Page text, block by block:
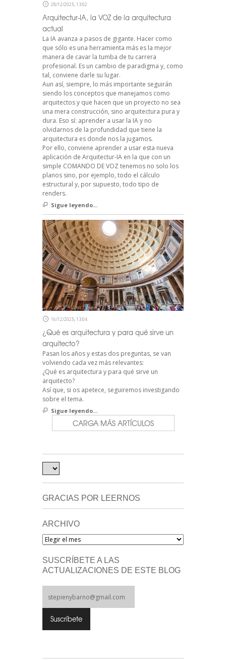
28/12/2025, 13:02
Arquitectur-IA, la VOZ de la arquitectura
actual
La IA avanza a pasos de gigante. Hacer como
que sólo es una herramienta más es la mejor
manera de cavar la tumba de tu carrera
profesional. Es un cambio de paradigma y, como
tal, conviene darle su lugar.
Aun así, siempre, lo más importante seguirán
siendo los conceptos que manejamos como
arquitectos y que hacen que un proyecto no sea
una mera construcción, sino arquitectura pura y
dura. Eso sí: aprender a usar la IA y no
olvidarnos de la profundidad que tiene la
arquitectura es donde nos la jugamos.
Por ello, conviene aprender a usar esta nueva
aplicación de Arquitectur-IA en la que con un
simple COMANDO DE VOZ tenemos no solo los
planos sino, por ejemplo, todo el cálculo
estructural y, por supuesto, todo tipo de
renders.
Sigue leyendo...
16/12/2025, 13:04
¿Qué es arquitectura y para qué sirve un
arquitecto?
Pasan los años y estas dos preguntas, se van
volviendo cada vez más relevantes:
¿Qué es arquitectura y para qué sirve un
arquitecto?
Así que, si os apetece, seguiremos investigando
sobre el tema.
Sigue leyendo...
CARGA MÁS ARTÍCULOS
GRACIAS POR LEERNOS
ARCHIVO
Archivo
SUSCRÍBETE A LAS
ACTUALIZACIONES DE ESTE BLOG